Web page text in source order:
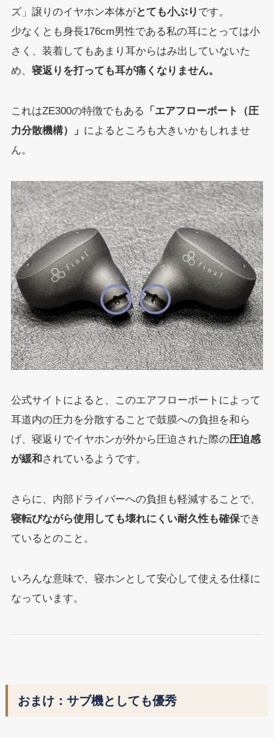
ズ」譲りのイヤホン本体がとても小ぶり です。
少なくとも身長176cm男性である私の耳にとっては小
さく、装着してもあまり耳からはみ出していないた
め、 寝返りを打っても耳が痛くなりません。
これはZE300の特徴でもある
「エアフローポート（圧
力分散機構）」 によるところも大きいかもしれませ
ん。
公式サイトによると、このエアフローポートによって
耳道内の圧力を分散することで鼓膜への負担を和ら
げ、寝返りでイヤホンが外から圧迫された際の圧迫感
が緩和されているようです。
さらに、内部ドライバーへの負担も軽減することで、
寝転びながら使用しても壊れにくい耐久性も確保でき
ているとのこと。
いろんな意味で、寝ホンとして安心して使える仕様に
なっています。
おまけ：サブ機としても優秀